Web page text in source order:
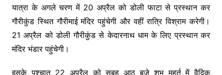
यात्रा के अगले चरण में 20 अप्रैल को डोली फाटा से प्रस्थान कर
गौरीकुंड स्थित गौरीमाई मंदिर पहुंचेगी और वहीं रात्रि विश्राम करेगी।
21 अप्रैल को डोली गौरीकुंड से केदारनाथ धाम के लिए प्रस्थान कर
मंदिर भंडार पहुंचेगी।
इसके पश्चात 22 अप्रैल को सुबह आठ बजे शुभ मुहूर्त में वैदिक